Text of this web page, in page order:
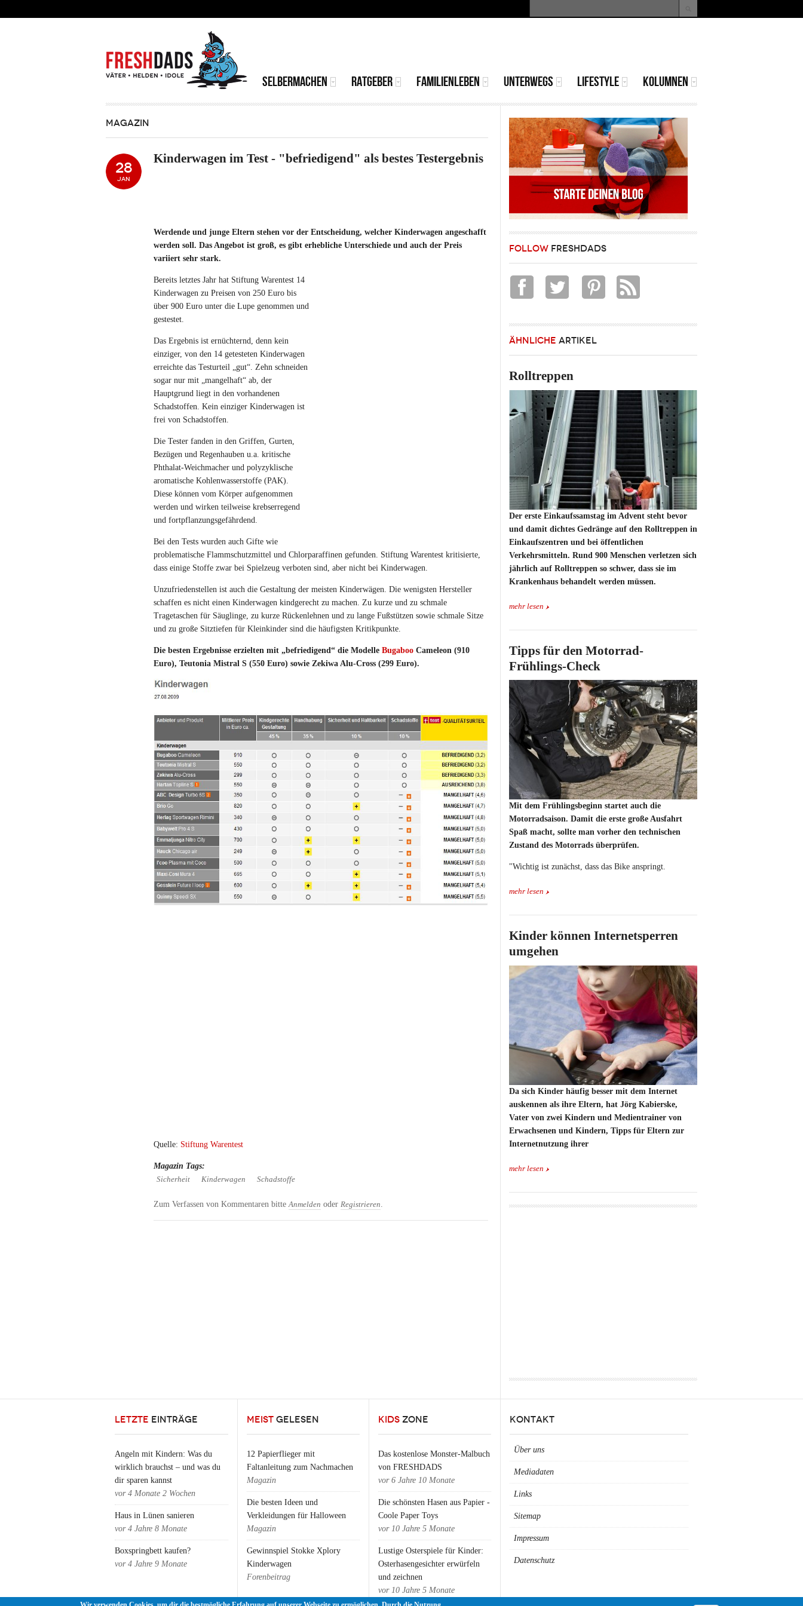
Suchformular
MAINMENU
SELBERMACHEN RATGEBER FAMILIENLEBEN UNTERWEGS LIFESTYLE KOLUMNEN
MAGAZIN
Kinderwagen im Test - "befriedigend" als bestes Testergebnis
28
JAN
Werdende und junge Eltern stehen vor der Entscheidung, welcher Kinderwagen angeschafft
werden soll. Das Angebot ist groß, es gibt erhebliche Unterschiede und auch der Preis
variiert sehr stark.
Bereits letztes Jahr hat Stiftung Warentest 14
Kinderwagen zu Preisen von 250 Euro bis
über 900 Euro unter die Lupe genommen und
gestestet.
Das Ergebnis ist ernüchternd, denn kein
einziger, von den 14 getesteten Kinderwagen
erreichte das Testurteil „gut“. Zehn schneiden
sogar nur mit „mangelhaft“ ab, der
Hauptgrund liegt in den vorhandenen
Schadstoffen. Kein einziger Kinderwagen ist
frei von Schadstoffen.
Die Tester fanden in den Griffen, Gurten,
Bezügen und Regenhauben u.a. kritische
Phthalat-Weichmacher und polyzyklische
aromatische Kohlenwasserstoffe (PAK).
Diese können vom Körper aufgenommen
werden und wirken teilweise krebserregend
und fortpflanzungsgefährdend.
Bei den Tests wurden auch Gifte wie
problematische Flammschutzmittel und Chlorparaffinen gefunden. Stiftung Warentest kritisierte,
dass einige Stoffe zwar bei Spielzeug verboten sind, aber nicht bei Kinderwagen.
Unzufriedenstellen ist auch die Gestaltung der meisten Kinderwägen. Die wenigsten Hersteller
schaffen es nicht einen Kinderwagen kindgerecht zu machen. Zu kurze und zu schmale
Tragetaschen für Säuglinge, zu kurze Rückenlehnen und zu lange Fußstützen sowie schmale Sitze
und zu große Sitztiefen für Kleinkinder sind die häufigsten Kritikpunkte.
Die besten Ergebnisse erzielten mit „befriedigend“ die Modelle Bugaboo Cameleon (910
Euro), Teutonia Mistral S (550 Euro) sowie Zekiwa Alu-Cross (299 Euro).
Quelle: Stiftung Warentest
Magazin Tags:
Sicherheit Kinderwagen Schadstoffe
Zum Verfassen von Kommentaren bitteAnmelden oder Registrieren.
FOLLOW FRESHDADS
ÄHNLICHE ARTIKEL
Rolltreppen
Der erste Einkaufssamstag im Advent steht bevor
und damit dichtes Gedränge auf den Rolltreppen in
Einkaufszentren und bei öffentlichen
Verkehrsmitteln. Rund 900 Menschen verletzen sich
jährlich auf Rolltreppen so schwer, dass sie im
Krankenhaus behandelt werden müssen.
mehr lesen
Tipps für den Motorrad-
Frühlings-Check
Mit dem Frühlingsbeginn startet auch die
Motorradsaison. Damit die erste große Ausfahrt
Spaß macht, sollte man vorher den technischen
Zustand des Motorrads überprüfen.
"Wichtig ist zunächst, dass das Bike anspringt.
mehr lesen
Kinder können Internetsperren
umgehen
Da sich Kinder häufig besser mit dem Internet
auskennen als ihre Eltern, hat Jörg Kabierske,
Vater von zwei Kindern und Medientrainer von
Erwachsenen und Kindern, Tipps für Eltern zur
Internetnutzung ihrer
mehr lesen
LETZTE EINTRÄGE
Angeln mit Kindern: Was du
wirklich brauchst – und was du
dir sparen kannst
vor 4 Monate 2 Wochen
Haus in Lünen sanieren
vor 4 Jahre 8 Monate
Boxspringbett kaufen?
vor 4 Jahre 9 Monate
MEIST GELESEN
12 Papierflieger mit
Faltanleitung zum Nachmachen
Magazin
Die besten Ideen und
Verkleidungen für Halloween
Magazin
Gewinnspiel Stokke Xplory
Kinderwagen
Forenbeitrag
KIDS ZONE
Das kostenlose Monster-Malbuch
von FRESHDADS
vor 6 Jahre 10 Monate
Die schönsten Hasen aus Papier -
Coole Paper Toys
vor 10 Jahre 5 Monate
Lustige Osterspiele für Kinder:
Osterhasengesichter erwürfeln
und zeichnen
vor 10 Jahre 5 Monate
KONTAKT
Über uns
Mediadaten
Links
Sitemap
Impressum
Datenschutz